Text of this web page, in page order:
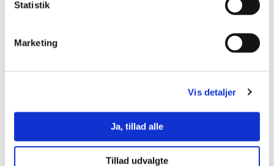
Statistik
Marketing
Vis detaljer
Ja, tillad alle
Tillad udvalgte